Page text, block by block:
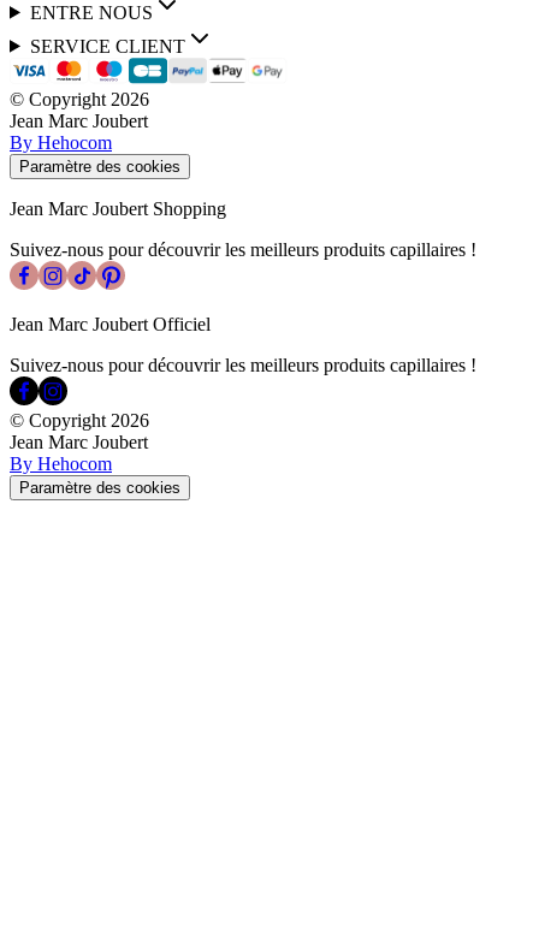
ENTRE NOUS
SERVICE CLIENT
© Copyright 2026
Jean Marc Joubert
By Hehocom
Paramètre des cookies
Jean Marc Joubert Shopping
Suivez-nous pour découvrir les meilleurs produits capillaires !
Jean Marc Joubert Officiel
Suivez-nous pour découvrir les meilleurs produits capillaires !
© Copyright 2026
Jean Marc Joubert
By Hehocom
Paramètre des cookies